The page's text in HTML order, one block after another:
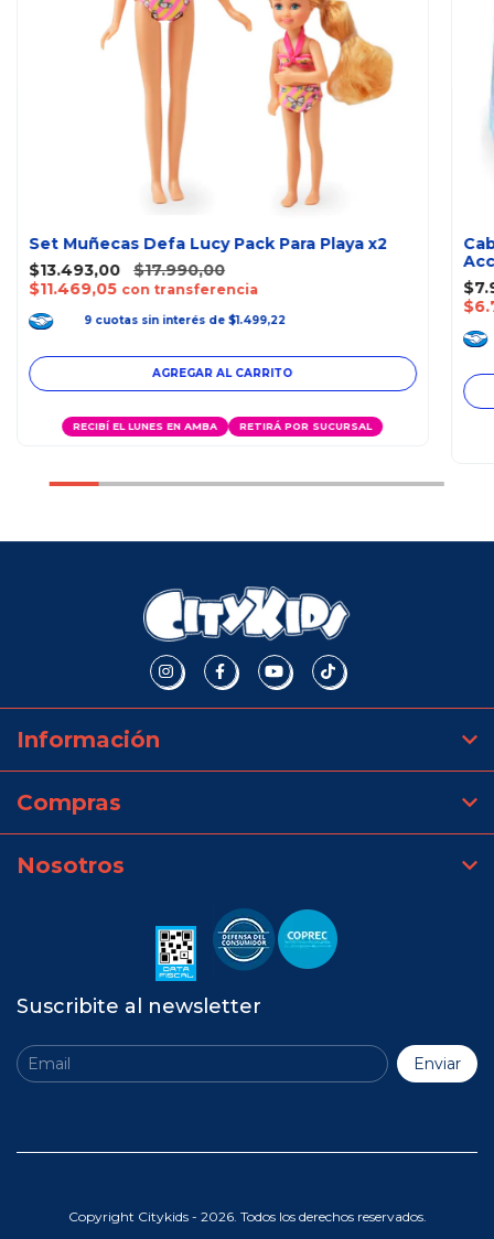
Set Muñecas Defa Lucy Pack Para Playa x2
$13.493,00
$17.990,00
$11.469,05 con transferencia
9 cuotas sin interés de $1.499,22
RECIBÍ EL LUNES EN AMBA RETIRÁ POR SUCURSAL
Información
Compras
Nosotros
Suscribite al newsletter
Copyright Citykids - 2026. Todos los derechos reservados.